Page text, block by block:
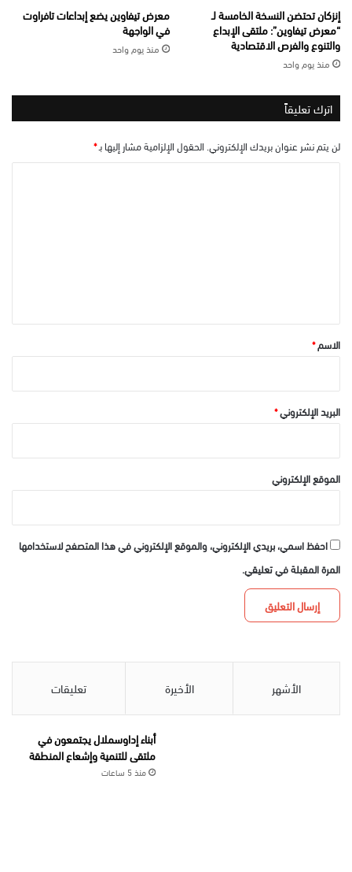
إنزكان تحتضن النسخة الخامسة لـ
“معرض تيفاوين”: ملتقى الإبداع
والتنوع والفرص الاقتصادية
منذ يوم واحد
معرض تيفاوين يضع إبداعات تافراوت
في الواجهة
منذ يوم واحد
اترك تعليقاً
لن يتم نشر عنوان بريدك الإلكتروني. الحقول الإلزامية مشار إليها بـ*
*الاسم*
البريد الإلكتروني*
الموقع الإلكتروني
احفظ اسمي، بريدي الإلكتروني، والموقع الإلكتروني في هذا المتصفح لاستخدامها
المرة المقبلة في تعليقي.
الأشهر الأخيرة تعليقات
أبناء إداوسملال يجتمعون في
ملتقى للتنمية وإشعاع المنطقة
منذ 5 ساعات